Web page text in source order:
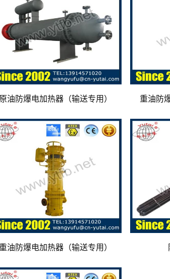
油防爆电加热器（输送专用） 重油防
油防爆电加热器（输送专用）